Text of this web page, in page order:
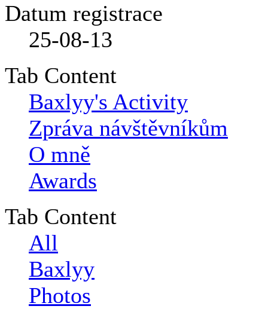
Datum registrace
25-08-13
Tab Content
Baxlyy's Activity
Zpráva návštěvníkům
O mně
Awards
Tab Content
All
Baxlyy
Photos